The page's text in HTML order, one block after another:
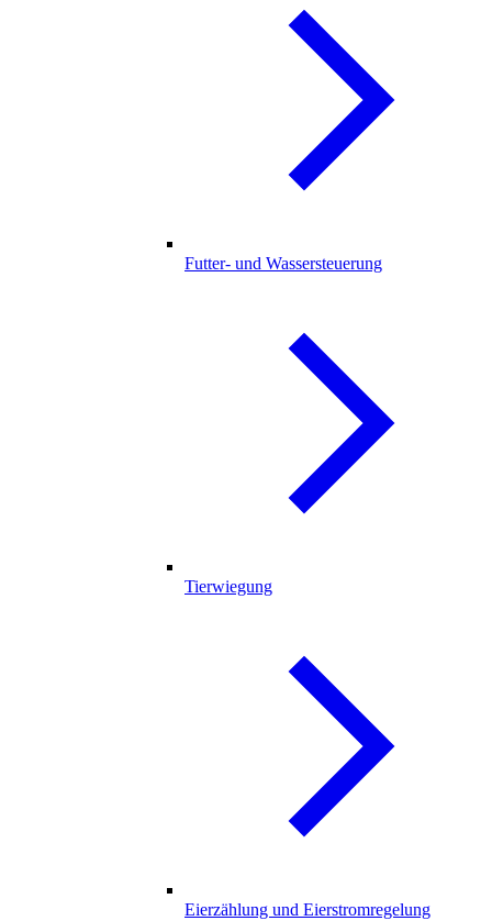
Futter- und Wassersteuerung
Tierwiegung
Eierzählung und Eierstromregelung